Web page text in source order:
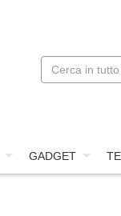
GADGET